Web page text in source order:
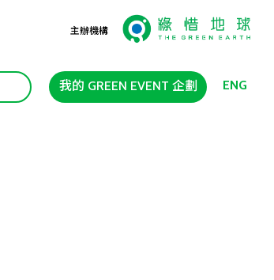
主辦機構
我的 GREEN EVENT 企劃 ENG